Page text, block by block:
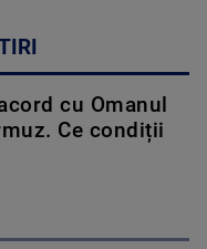
cu Omanul
Ce condiții